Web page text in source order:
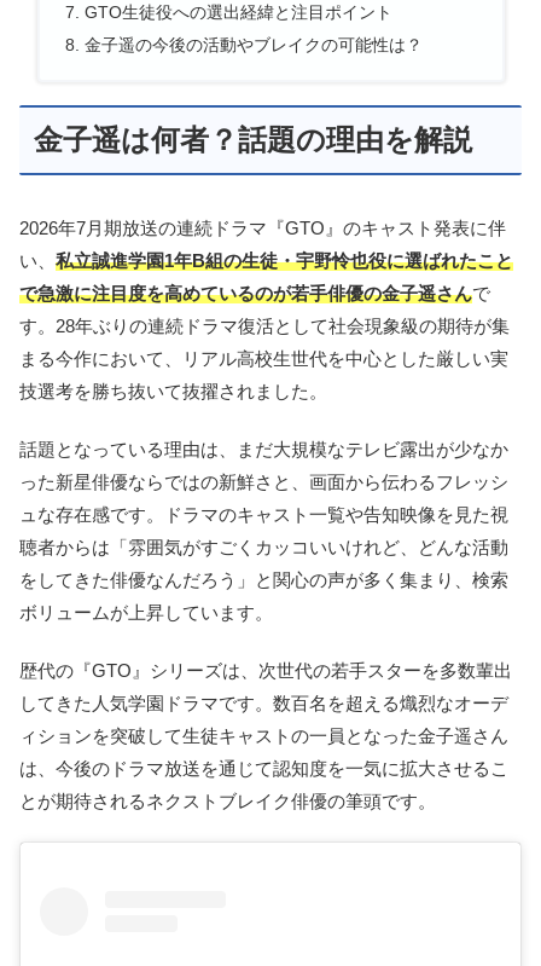
GTO生徒役への選出経緯と注目ポイント
金子遥の今後の活動やブレイクの可能性は？
金子遥は何者？話題の理由を解説
2026年7月期放送の連続ドラマ『GTO』のキャスト発表に伴
い、 私立誠進学園1年B組の生徒・宇野怜也役に選ばれたこと
で急激に注目度を高めているのが若手俳優の金子遥さんで
す。28年ぶりの連続ドラマ復活として社会現象級の期待が集
まる今作において、リアル高校生世代を中心とした厳しい実
技選考を勝ち抜いて抜擢されました。
話題となっている理由は、まだ大規模なテレビ露出が少なか
った新星俳優ならではの新鮮さと、画面から伝わるフレッシ
ュな存在感です。ドラマのキャスト一覧や告知映像を見た視
聴者からは「雰囲気がすごくカッコいいけれど、どんな活動
をしてきた俳優なんだろう」と関心の声が多く集まり、検索
ボリュームが上昇しています。
歴代の『GTO』シリーズは、次世代の若手スターを多数輩出
してきた人気学園ドラマです。数百名を超える熾烈なオーデ
ィションを突破して生徒キャストの一員となった金子遥さん
は、今後のドラマ放送を通じて認知度を一気に拡大させるこ
とが期待されるネクストブレイク俳優の筆頭です。